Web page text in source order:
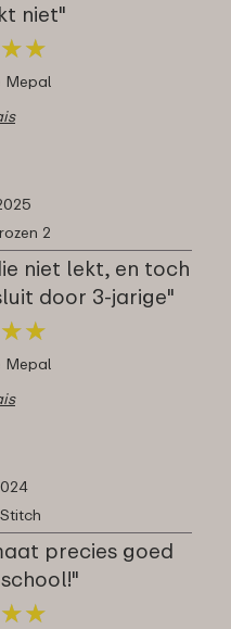
niet"
★★
★★
Mepal
2
niet lekt, en toch
door 3-jarige"
★★
★★
Mepal
precies goed
★★
★★